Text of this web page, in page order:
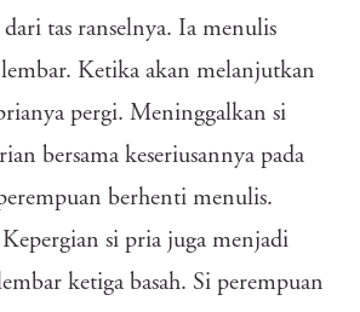
tas ranselnya. Ia menulis
lembar. Ketika akan melanjutkan
pergi. Meninggalkan si
bersama keseriusannya pada
berhenti menulis.
si pria juga menjadi
ketiga basah. Si perempuan